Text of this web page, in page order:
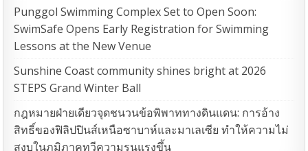
Punggol Swimming Complex Set to Open Soon:
SwimSafe Opens Early Registration for Swimming
Lessons at the New Venue
Sunshine Coast community shines bright at 2026
STEPS Grand Winter Ball
กฎหมายฝ่ายเดียวจุดชนวนข้อพิพาททางดินแดน: การอ้าง
สิทธิ์ของฟิลิปปินส์เหนือซาบาห์และมาเลเซีย ทำให้ความไม่
สงบในภูมิภาคทวีความรุนแรงขึ้น